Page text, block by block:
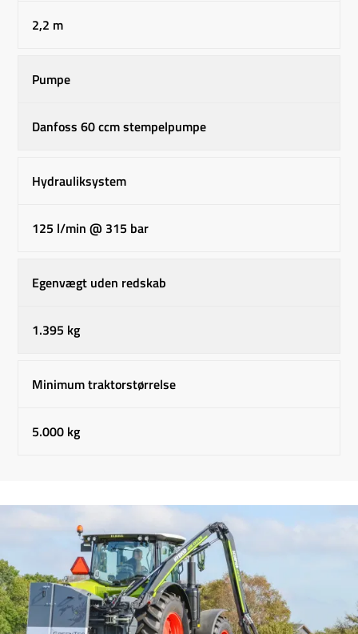
2,2 m
Pumpe
Danfoss 60 ccm stempelpumpe
Hydrauliksystem
125 l/min @ 315 bar
Egenvægt uden redskab
1.395 kg
Minimum traktorstørrelse
5.000 kg